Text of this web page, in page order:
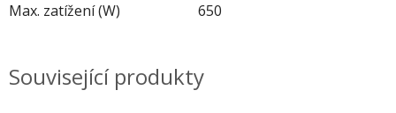
Max. zatížení (W)
650
Související produkty